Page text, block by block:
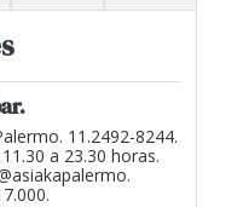
11.2492-8244.
a 23.30 horas.